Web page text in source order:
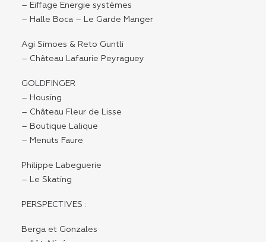
– Eiffage Energie systèmes
– Halle Boca – Le Garde Manger
Agi Simoes & Reto Guntli
– Château Lafaurie Peyraguey
GOLDFINGER
– Housing
– Château Fleur de Lisse
– Boutique Lalique
– Menuts Faure
Philippe Labeguerie
– Le Skating
PERSPECTIVES :
Berga et Gonzales